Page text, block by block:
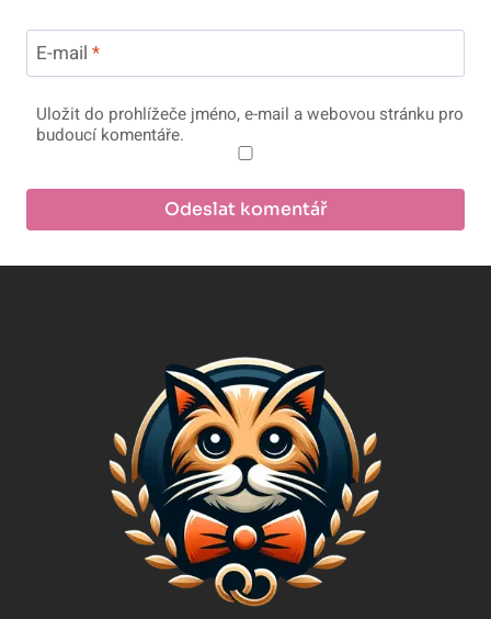
E-mail *
Uložit do prohlížeče jméno, e-mail a webovou stránku pro
budoucí komentáře.